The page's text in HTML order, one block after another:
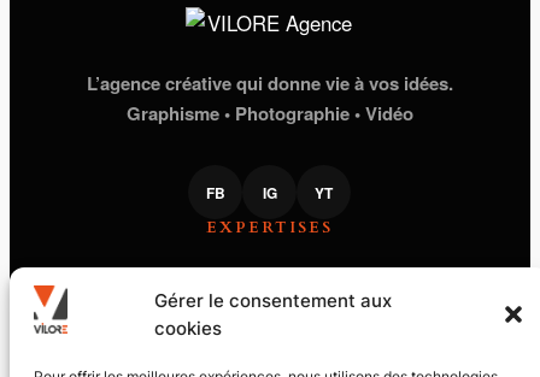
Gérer le consentement aux
cookies
L’agence créative qui donne vie à vos idées.
Graphisme • Photographie • Vidéo
FB IG
YT
EXPERTISES
PHOTOGRAPHIE
PRODUCTION VIDÉO
VILORE